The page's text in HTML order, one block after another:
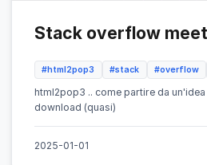
Stack overflow
#html2pop3 #stack #overflow
html2pop3 .. come partire da
download (quasi)
2025-01-01